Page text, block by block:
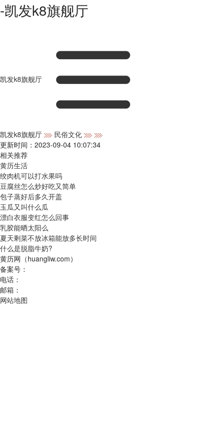
-凯发k8旗舰厅
凯发k8旗舰厅
凯发k8旗舰厅
民俗文化
更新时间：2023-09-04 10:07:34
相关推荐
黄历生活
绞肉机可以打水果吗
豆腐丝怎么炒好吃又简单
包子蒸好后多久开盖
玉瓜又叫什么瓜
漂白衣服变红怎么回事
乳胶能晒太阳么
夏天剩菜不放冰箱能放多长时间
什么是脱脂牛奶?
黄历网（huangliw.com）
备案号：
电话：
邮箱：
网站地图